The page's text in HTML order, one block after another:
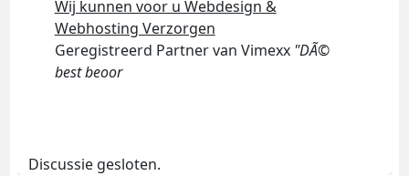
Wij kunnen voor u Webdesign &
Webhosting Verzorgen
Geregistreerd Partner van Vimexx "DÃ©
best beoor
Discussie gesloten.